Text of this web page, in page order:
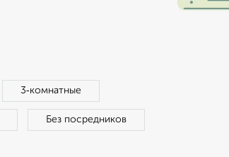
3‑комнатные
Без посредников